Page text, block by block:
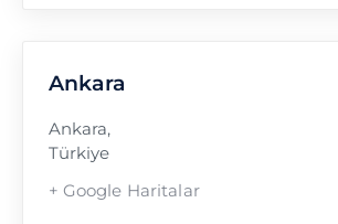
Ankara
Ankara,
Türkiye
+ Google Haritalar